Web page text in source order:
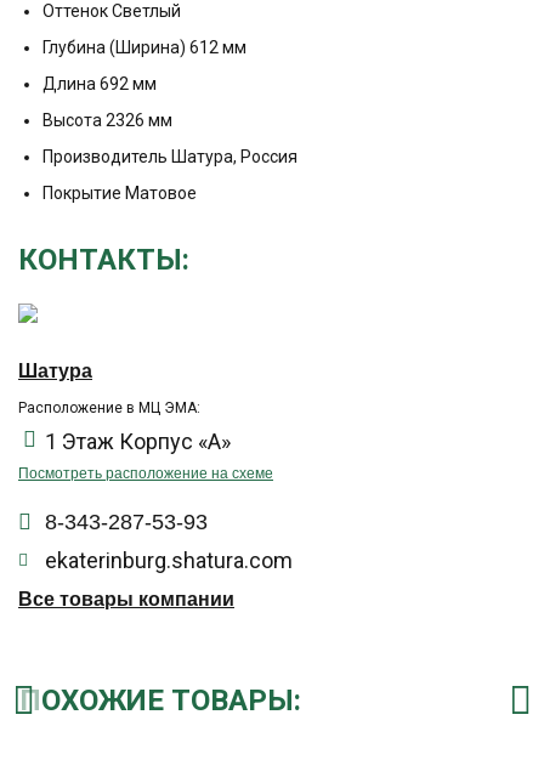
Оттенок Светлый
Глубина (Ширина) 612 мм
Длина 692 мм
Высота 2326 мм
Производитель Шатура, Россия
Покрытие Матовое
КОНТАКТЫ:
Шатура
Расположение в МЦ ЭМА:
1 Этаж Корпус «А»
Посмотреть расположение на схеме
8-343-287-53-93
ekaterinburg.shatura.com
Все товары компании
ПОХОЖИЕ ТОВАРЫ: